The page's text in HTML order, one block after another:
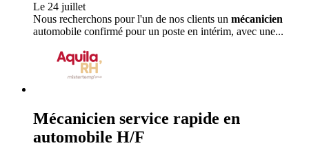
Le 24 juillet
Nous recherchons pour l'un de nos clients un mécanicien
automobile confirmé pour un poste en intérim, avec une...
Mécanicien service rapide en
automobile H/F